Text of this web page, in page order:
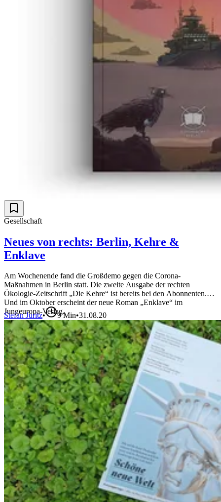
Gesellschaft
Neues von rechts: Berlin, Kehre &
Enklave
Am Wochenende fand die Großdemo gegen die Corona-
Maßnahmen in Berlin statt. Die zweite Ausgabe der rechten
Ökologie-Zeitschrift „Die Kehre“ ist bereits bei den Abonnenten.
Und im Oktober erscheint der neue Roman „Enklave“ im
Jungeuropa-Verlag.
Stefan Juritz• 9Min•31.08.20